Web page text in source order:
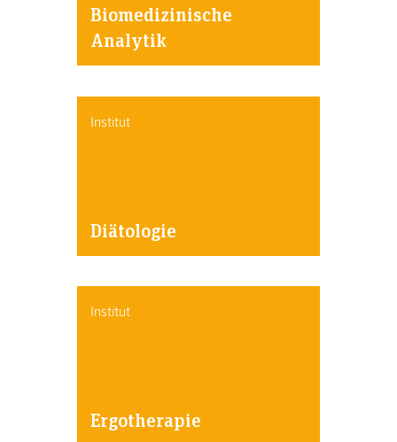
Biomedizinische
Analytik
Institut
Diätologie
Institut
Ergotherapie